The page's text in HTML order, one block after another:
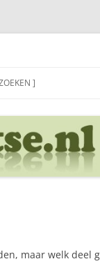
]
maar welk deel